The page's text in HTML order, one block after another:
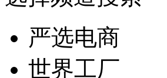
严选电商
世界工厂